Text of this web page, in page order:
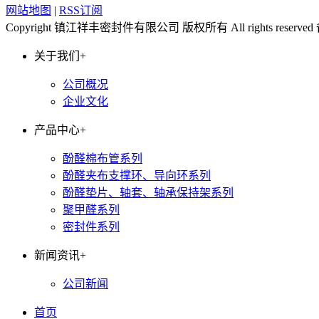
网站地图 | RSS订阅
Copyright 镇江祥丰密封件有限公司 版权所有 All rights reserved
关于我们 +
公司概况
企业文化
产品中心+
酚醛棉布管系列
酚醛夹布支撑环、导向环系列
酚醛垫片、轴套、轴承保持架系列
聚甲醛系列
密封件系列
新闻资讯+
公司新闻
首页